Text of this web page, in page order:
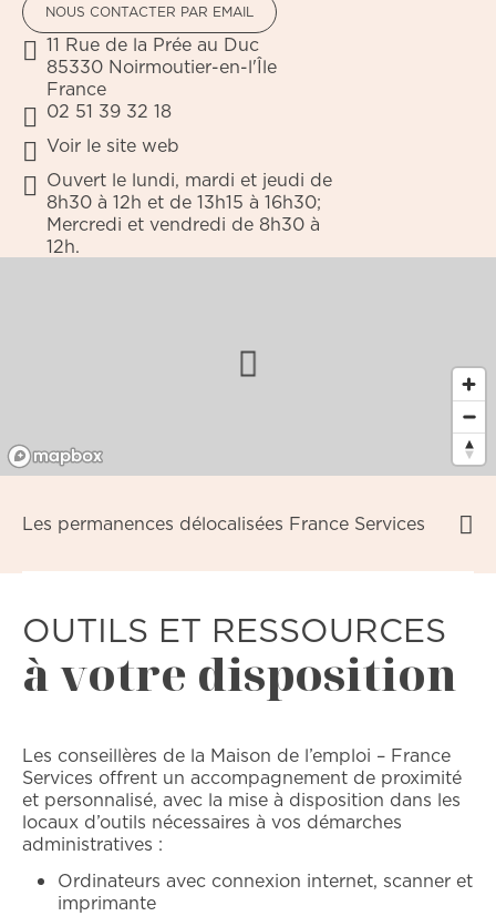
NOUS CONTACTER PAR EMAIL
11 Rue de la Prée au Duc
85330 Noirmoutier-en-l'Île
France
02 51 39 32 18
Voir le site web
Ouvert le lundi, mardi et jeudi de
8h30 à 12h et de 13h15 à 16h30;
Mercredi et vendredi de 8h30 à
12h.
Les permanences délocalisées France Services
OUTILS ET RESSOURCES
à votre disposition
Les conseillères de la Maison de l’emploi – France
Services offrent un accompagnement de proximité
et personnalisé, avec la mise à disposition dans les
locaux d’outils nécessaires à vos démarches
administratives :
Ordinateurs avec connexion internet, scanner et
imprimante